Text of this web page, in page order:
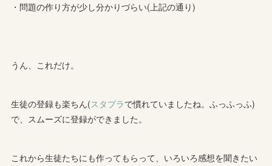
・問題の作り方が少し分かりづらい(上記の通り)
うん、これだけ。
生徒の登録も楽ちん(スタプラで慣れていましたね。ふっふっふ)
で、スムーズに登録ができました。
これから生徒たちにも作ってもらって、いろいろ感想を聞きたい